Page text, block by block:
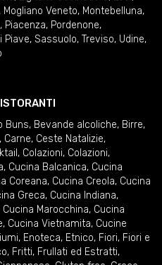
, Mogliano Veneto, Montebelluna,
, Piacenza, Pordenone,
Piave, Sassuolo, Treviso, Udine,
Buns, Bevande alcoliche, Birre,
, Carne, Ceste Natalizie,
, Colazioni, Colazioni,
, Cucina Balcanica, Cucina
Coreana, Cucina Creola, Cucina
Greca, Cucina Indiana,
Cucina Marocchina, Cucina
, Cucina Vietnamita, Cucine
, Enoteca, Etnico, Fiori, Fiori e
, Fritti, Frullati ed Estratti,